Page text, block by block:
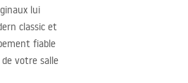
lui
classic et
fiable
votre salle